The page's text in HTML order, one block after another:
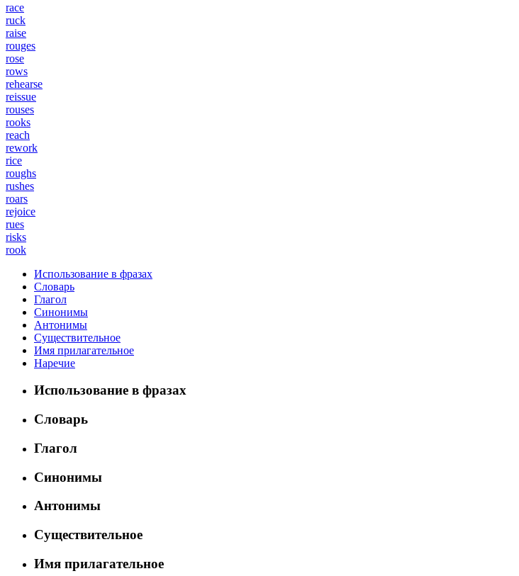
race
ruck
raise
rouges
rose
rows
rehearse
reissue
rouses
rooks
reach
rework
rice
roughs
rushes
roars
rejoice
rues
risks
rook
Использование в фразах
Словарь
Глагол
Синонимы
Антонимы
Существительное
Имя прилагательное
Наречие
Использование в фразах
Словарь
Глагол
Синонимы
Антонимы
Существительное
Имя прилагательное